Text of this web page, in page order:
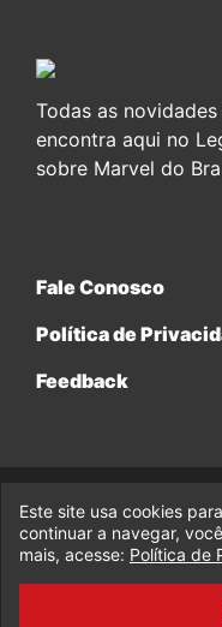
Todas as
encontra aqui no
sobre Marvel do
Fale Conosco
Política de
Feedback
© 2017-2026 Legado
Este site usa cookies
continuar a navegar,
mais, acesse: Política de